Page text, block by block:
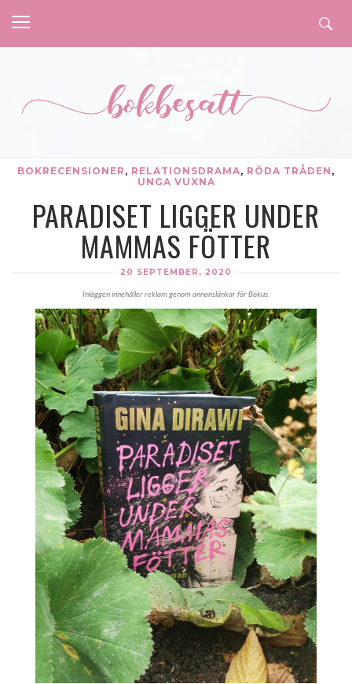
BOKRECENSIONER , RELATIONSDRAMA, RÖDA TRÅDEN ,
UNGA VUXNA
PARADISET LIGGER UNDER
MAMMAS FÖTTER
20 SEPTEMBER, 2020
Inläggen innehåller reklam genom annonslänkar för Bokus.